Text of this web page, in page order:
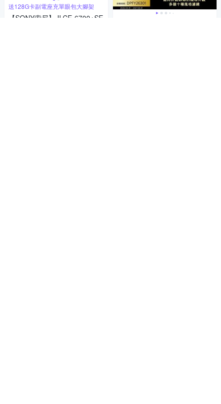
送128G卡副電座充單眼包大腳架
【SONY索尼】 ILCE-6700+SE